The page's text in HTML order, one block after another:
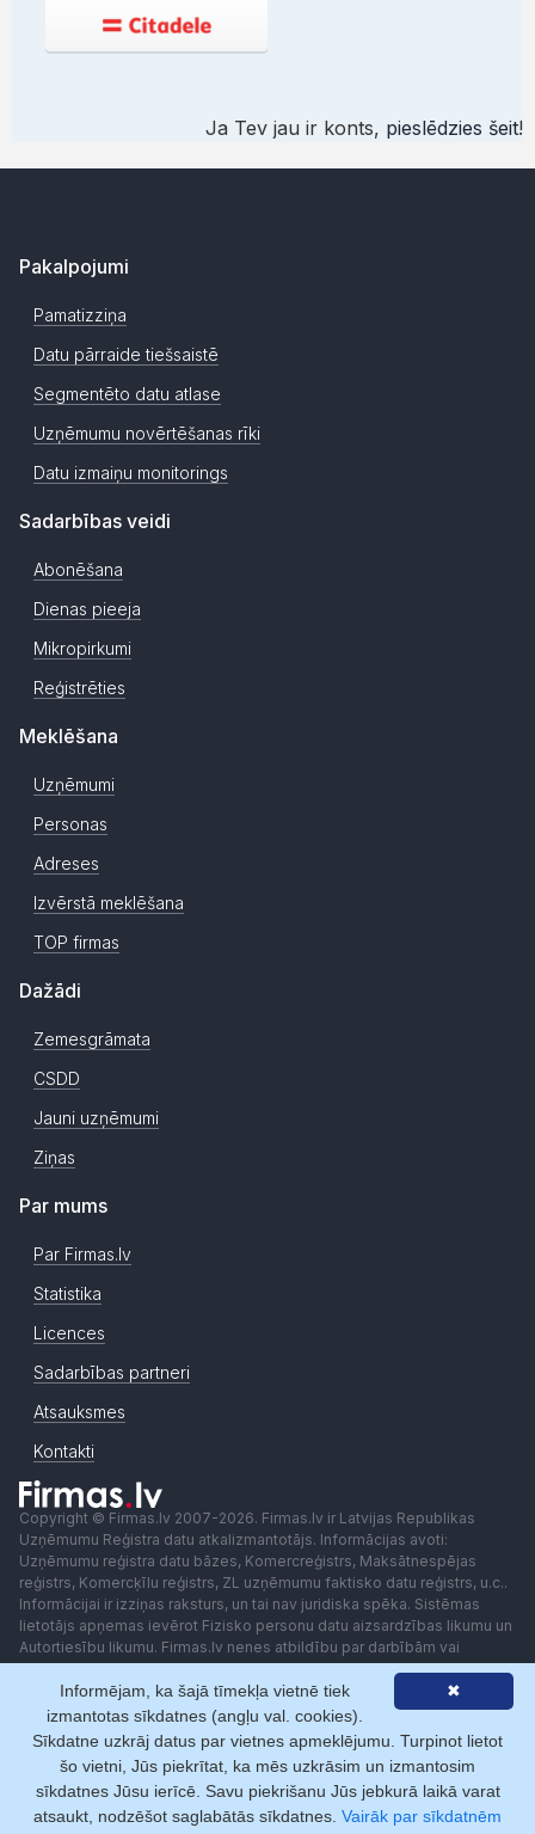
Ja Tev jau ir konts, pieslēdzies šeit!
Pakalpojumi
Pamatizziņa
Datu pārraide tiešsaistē
Segmentēto datu atlase
Uzņēmumu novērtēšanas rīki
Datu izmaiņu monitorings
Sadarbības veidi
Abonēšana
Dienas pieeja
Mikropirkumi
Reģistrēties
Meklēšana
Uzņēmumi
Personas
Adreses
Izvērstā meklēšana
TOP firmas
Dažādi
Zemesgrāmata
CSDD
Jauni uzņēmumi
Ziņas
Par mums
Par Firmas.lv
Statistika
Licences
Sadarbības partneri
Atsauksmes
Kontakti
Copyright © Firmas.lv 2007-2026. Firmas.lv ir Latvijas Republikas
Uzņēmumu Reģistra datu atkalizmantotājs. Informācijas avoti:
Uzņēmumu reģistra datu bāzes, Komercreģistrs, Maksātnespējas
reģistrs, Komercķīlu reģistrs, ZL uzņēmumu faktisko datu reģistrs, u.c..
Informācijai ir izziņas raksturs, un tai nav juridiska spēka. Sistēmas
lietotājs apņemas ievērot Fizisko personu datu aizsardzības likumu un
Autortiesību likumu. Firmas.lv nenes atbildību par darbībām vai
lēmumiem, kas balstīti uz saņemto pakalpojumu. Lietotājam aizliegts
izmantot jebkādas automatizētas sistēmas vai iekārtas (robotus)
piekļuvei sistēmai bez rakstiskas saskaņošanas ar Firmas.lv. Galvenā
redaktore: Ingūna Pempere.
Lietošanas noteikumi
Privātuma politika Norēķini ar
✖
Informējam, ka šajā tīmekļa vietnē tiek
izmantotas sīkdatnes (angļu val. cookies).
Sīkdatne uzkrāj datus par vietnes apmeklējumu. Turpinot lietot
šo vietni, Jūs piekrītat, ka mēs uzkrāsim un izmantosim
sīkdatnes Jūsu ierīcē. Savu piekrišanu Jūs jebkurā laikā varat
atsaukt, nodzēšot saglabātās sīkdatnes. Vairāk par sīkdatnēm